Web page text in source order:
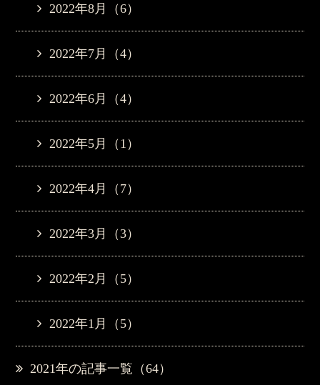
2022年8月（6）
2022年7月（4）
2022年6月（4）
2022年5月（1）
2022年4月（7）
2022年3月（3）
2022年2月（5）
2022年1月（5）
2021年の記事一覧（64）